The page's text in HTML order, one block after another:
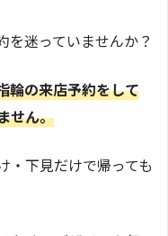
を迷っていませんか？
輪の来店予約をして
せん。
・下見だけで帰っても